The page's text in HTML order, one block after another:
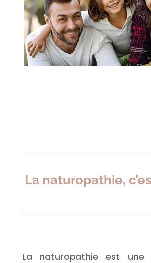
La naturopathie,
La naturopathie est une